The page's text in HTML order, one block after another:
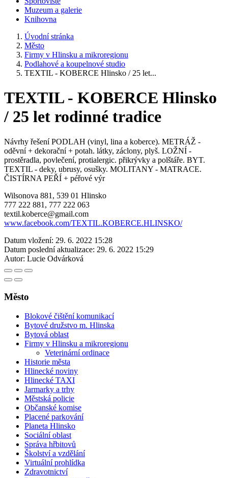
Muzeum a galerie
Knihovna
Úvodní stránka
Město
Firmy v Hlinsku a mikroregionu
Podlahové a koupelnové studio
TEXTIL - KOBERCE Hlinsko / 25 let...
TEXTIL - KOBERCE Hlinsko
/ 25 let rodinné tradice
Návrhy řešení PODLAH (vinyl, lina a koberce). METRÁŽ -
oděvní + dekorační + potah. látky, záclony, plyš. LOŽNÍ -
prostěradla, povlečení, protialergic. přikrývky a polštáře. BYT.
TEXTIL - deky, ubrusy, osušky. MOLITANY - MATRACE.
ČISTÍRNA PEŘÍ + péřové výr
Wilsonova 881, 539 01 Hlinsko
777 222 881, 777 222 063
textil.koberce@gmail.com
www.facebook.com/TEXTIL.KOBERCE.HLINSKO/
Datum vložení: 29. 6. 2022 15:28
Datum poslední aktualizace: 29. 6. 2022 15:29
Autor: Lucie Odvárková
Město
Blokové čištění komunikací
Bytové družstvo m. Hlinska
Bytová oblast
Firmy v Hlinsku a mikroregionu
Veterinární ordinace
Historie města
Hlinecké noviny
Hlinecké TAXI
Jarmarky a trhy
Městská policie
Občanské komise
Placené parkování
Planeta Hlinsko
Sociální oblast
Správa hřbitovů
Školství a vzdělání
Virtuální prohlídka
Zdravotnictví